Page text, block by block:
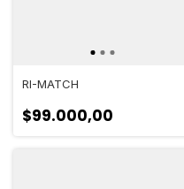
RI-MATCH
$99.000,00